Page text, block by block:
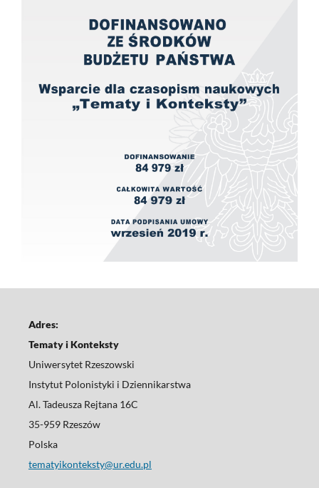
Adres:
Tematy i Konteksty
Uniwersytet Rzeszowski
Instytut Polonistyki i Dziennikarstwa
Al. Tadeusza Rejtana 16C
35-959 Rzeszów
Polska
tematyikonteksty@ur.edu.pl